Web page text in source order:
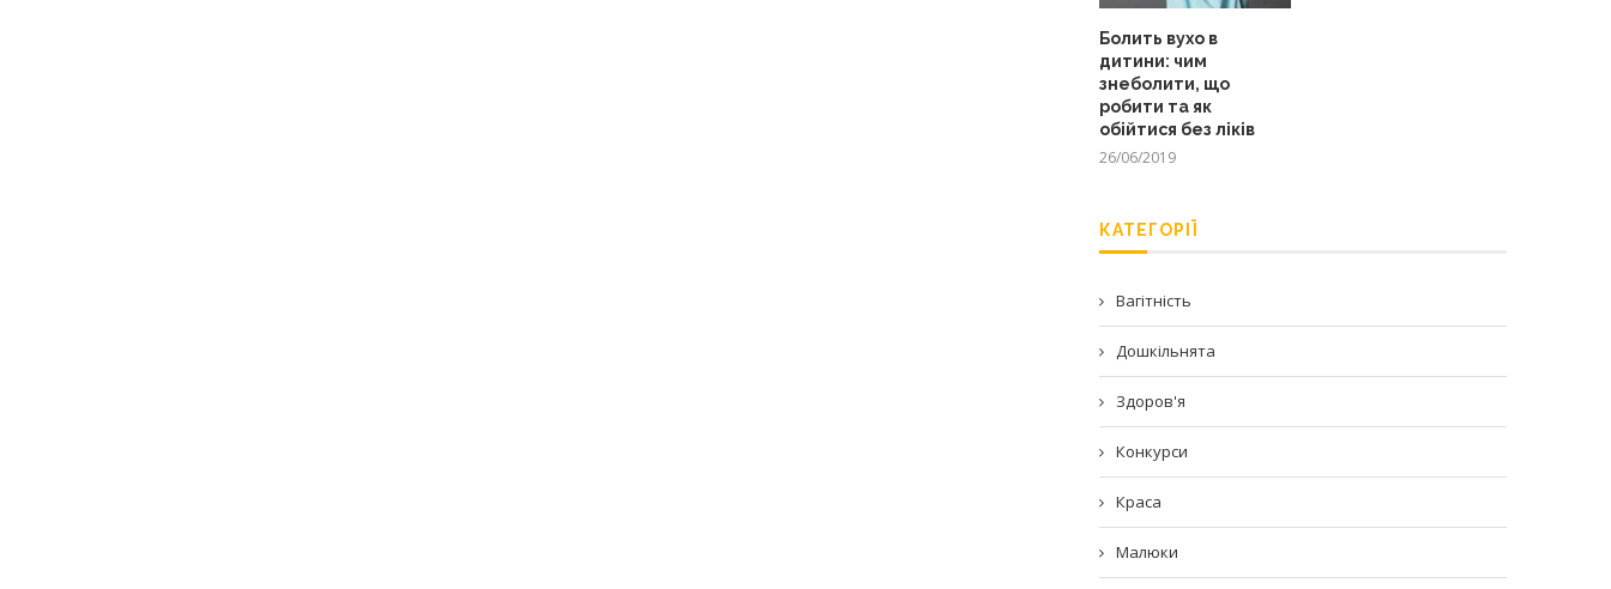
Болить вухо в
дитини: чим
знеболити, що
робити та як
обійтися без ліків
26/06/2019
КАТЕГОРІЇ
Вагітність
Дошкільнята
Здоров'я
Конкурси
Краса
Малюки